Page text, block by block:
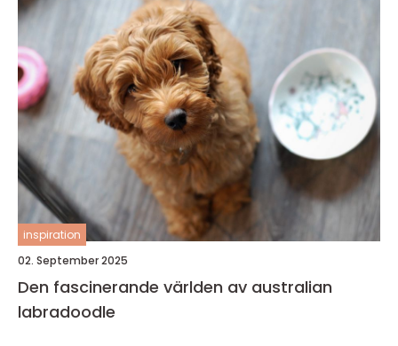
inspiration
02. September 2025
Den fascinerande världen av australian
labradoodle